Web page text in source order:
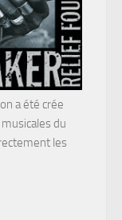
a été crée
du
les